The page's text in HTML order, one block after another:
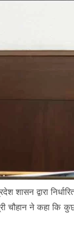
द्वारा
चौहान ने कहा कि